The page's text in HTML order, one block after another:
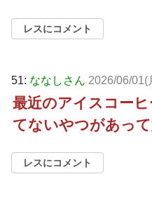
レスにコメント
51: ななしさん 2026/06/01(
最近のアイスコー
てないやつがあっ
レスにコメント